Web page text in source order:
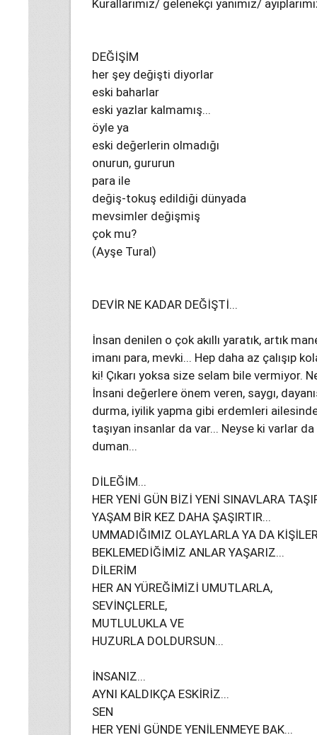
Kurallarımız/ gelenekçi yanımız/
DEĞİŞİM
her şey değişti diyorlar
eski baharlar
eski yazlar kalmamış...
öyle ya
eski değerlerin olmadığı
onurun, gururun
para ile
değiş-tokuş edildiği dünyada
mevsimler değişmiş
çok mu?
(Ayşe Tural)
DEVİR NE KADAR DEĞİŞTİ...
İnsan denilen o çok akıllı yaratık, artık
imanı para, mevki... Hep daha az çalışıp
ki! Çıkarı yoksa size selam bile vermiyor.
İnsani değerlere önem veren, saygı,
durma, iyilik yapma gibi erdemleri
taşıyan insanlar da var... Neyse ki varlar
duman...
DİLEĞİM...
HER YENİ GÜN BİZİ YENİ SINAVLARA
YAŞAM BİR KEZ DAHA ŞAŞIRTIR...
UMMADIĞIMIZ OLAYLARLA YA DA
BEKLEMEDİĞİMİZ ANLAR YAŞARIZ...
DİLERİM
HER AN YÜREĞİMİZİ UMUTLARLA,
SEVİNÇLERLE,
MUTLULUKLA VE
HUZURLA DOLDURSUN...
İNSANIZ...
AYNI KALDIKÇA ESKİRİZ...
SEN
HER YENİ GÜNDE YENİLENMEYE BAK...